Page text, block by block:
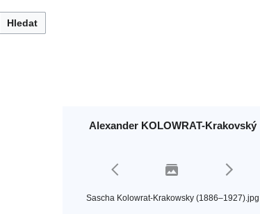
Hledat
Alexander KOLOWRAT-Krakovský
Sascha Kolowrat-Krakowsky (1886–1927).jpg